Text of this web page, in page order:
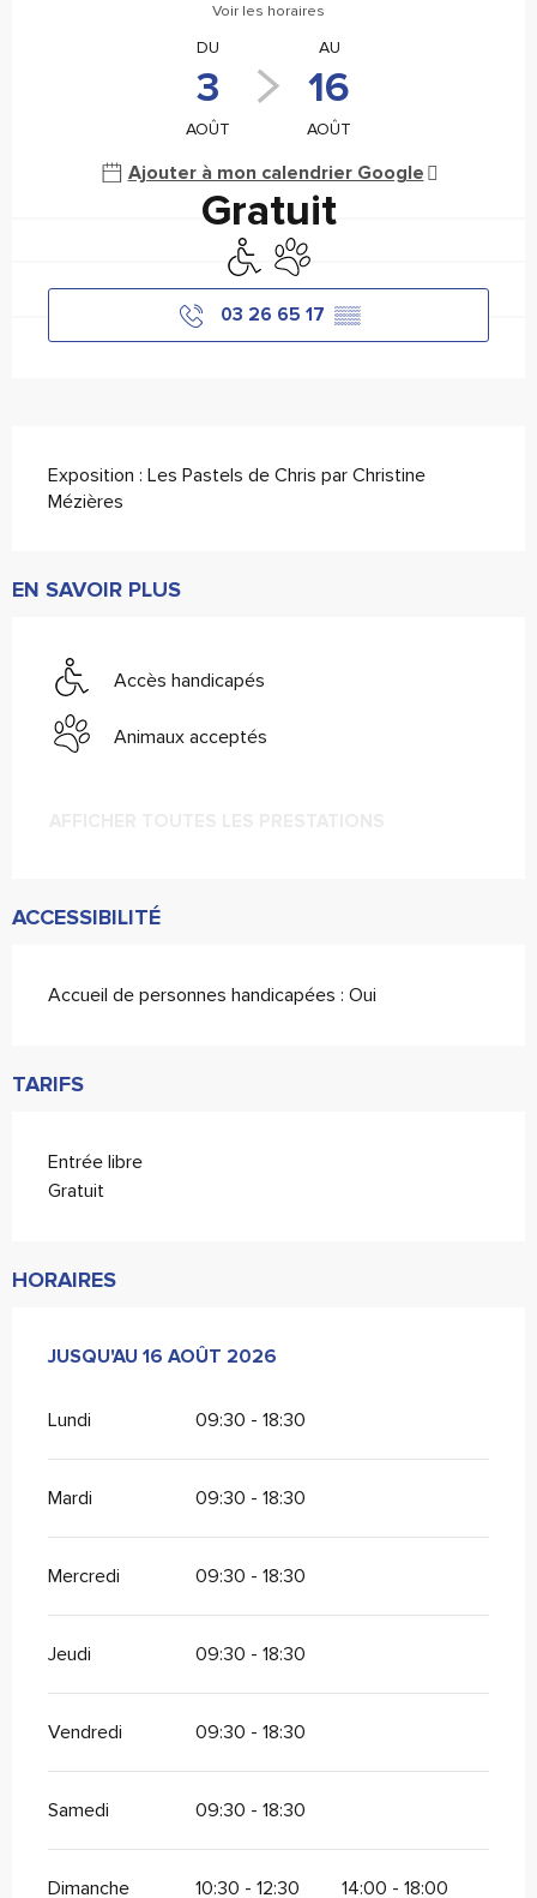
Voir les horaires
DU
3
AOÛT
AU
16
AOÛT
Ajouter à mon calendrier Google
Gratuit
Accès handicapés
Animaux acceptés
03 26 65 17 ▒▒
Exposition : Les Pastels de Chris par Christine
Mézières
EN SAVOIR PLUS
Accès handicapés
Animaux acceptés
ACCESSIBILITÉ
Accueil de personnes handicapées : Oui
TARIFS
Entrée libre
Gratuit
HORAIRES
DU3 AOÛT 2026AU16 AOÛT 2026
JUSQU'AU 16 AOÛT 2026
Lundi 09:30 - 18:30
Mardi 09:30 - 18:30
Mercredi 09:30 - 18:30
Jeudi 09:30 - 18:30
Vendredi 09:30 - 18:30
Samedi 09:30 - 18:30
Dimanche 10:30 - 12:30 14:00 - 18:00